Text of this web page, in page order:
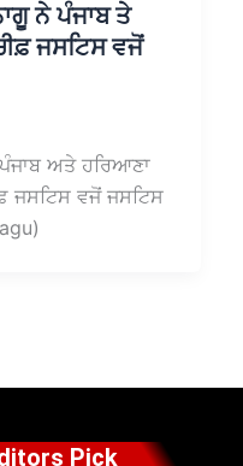
ਨੇ ਪੰਜਾਬ ਤੇ
ਜਸਟਿਸ ਵਜੋਂ
ਅਤੇ ਹਰਿਆਣਾ
ਜਸਟਿਸ ਵਜੋਂ ਜਸਟਿਸ
Pick